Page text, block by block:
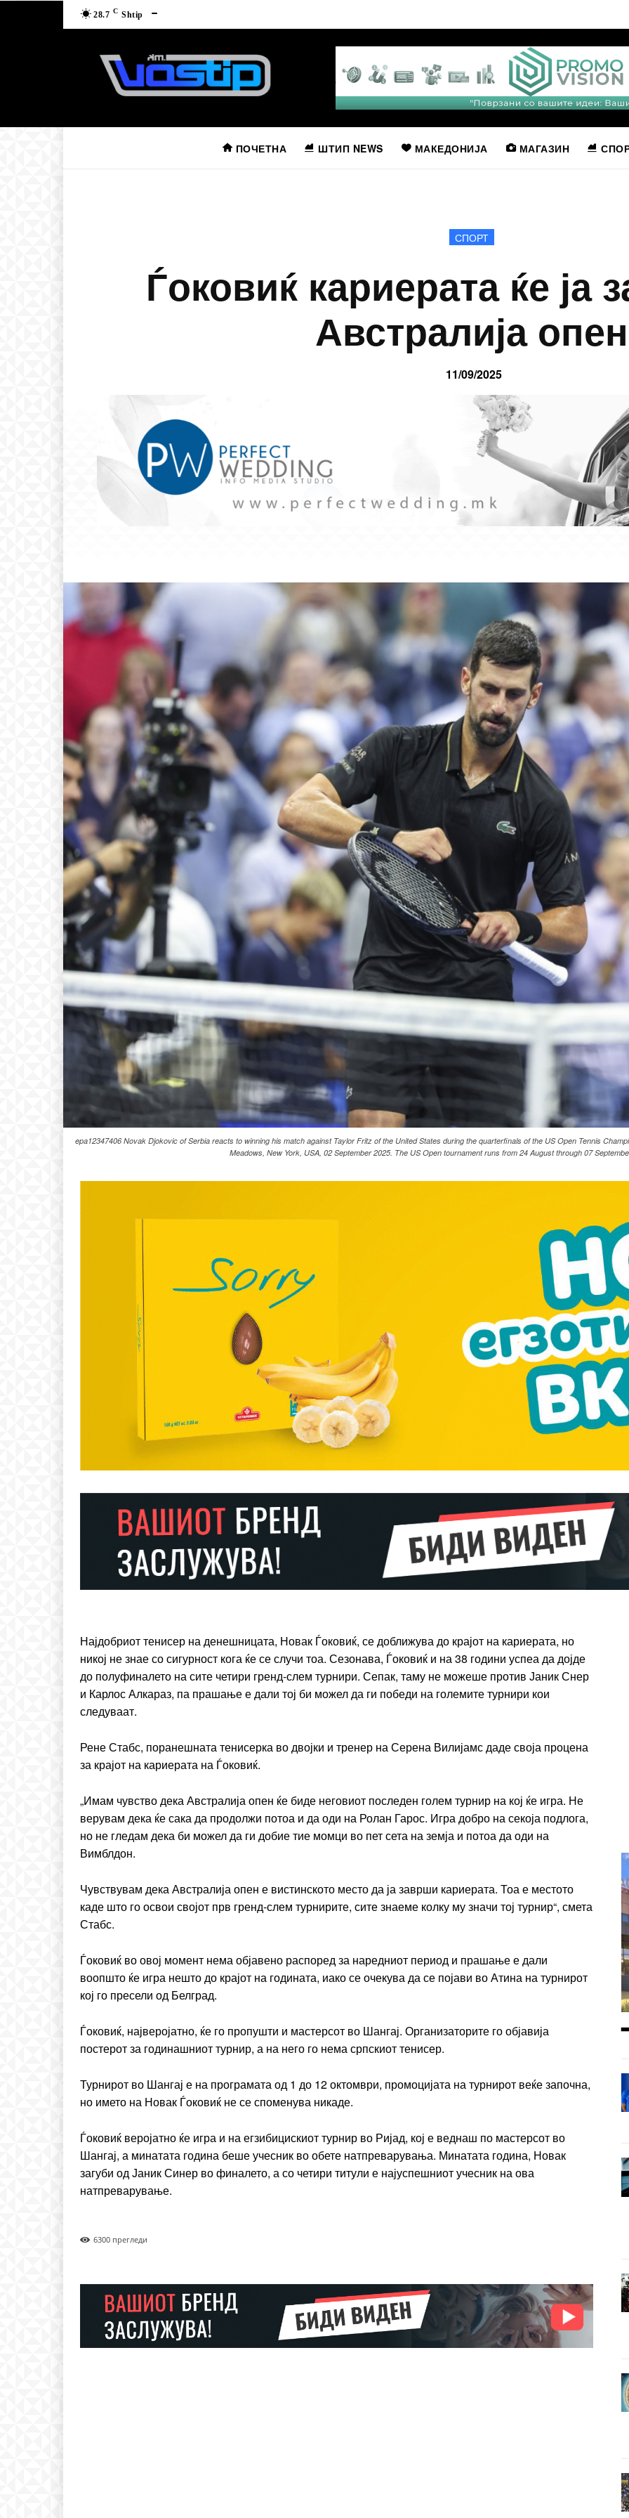
━ pricing plans
бесплатно
ИЗБЕРЕТЕ ПЛАН
Included for free:
Etiam est nibh, lobortis sit
Nullam eu erat condimentum
Donec quis est ac felis
Orci varius natoque dolor
100
ИЗБЕРЕТЕ
Full member access:
Etiam est nibh, lobortis sit
Praesent euismod ac
Donec quis est ac felis
Orci varius natoque dolor
Yearly pricing
28.7 C Shtip
ПОЧЕТНА ШТИП NEWS МАКЕДОНИЈА МАГАЗИН
СПОРТ
Ѓоковиќ кариерата ќе ја
Австралија опен
11/09/2025
epa12347406 Novak Djokovic of Serbia reacts to winning his match against Taylor Fritz of the United States during the quarterfinals of the US Open Tennis
Meadows, New York, USA, 02 September 2025. The US Open tournament runs from 24 August through 07
Најдобриот тенисер на денешницата, Новак Ѓоковиќ, се доближува до крајот на кариерата, но
никој не знае со сигурност кога ќе се случи тоа. Сезонава, Ѓоковиќ и на 38 години успеа да дојде
до полуфиналето на сите четири гренд-слем турнири. Сепак, таму не можеше против Јаник Снер
и Карлос Алкараз, па прашање е дали тој би можел да ги победи на големите турнири кои
следуваат.
Рене Стабс, поранешната тенисерка во двојки и тренер на Серена Вилијамс даде своја процена
за крајот на кариерата на Ѓоковиќ.
„Имам чувство дека Австралија опен ќе биде неговиот последен голем турнир на кој ќе игра. Не
верувам дека ќе сака да продолжи потоа и да оди на Ролан Гарос. Игра добро на секоја подлога,
но не гледам дека би можел да ги добие тие момци во пет сета на земја и потоа да оди на
Вимблдон.
Чувствувам дека Австралија опен е вистинското место да ја заврши кариерата. Тоа е местото
каде што го освои својот прв гренд-слем турнирите, сите знаеме колку му значи тој турнир“, смета
Стабс.
Ѓоковиќ во овој момент нема објавено распоред за наредниот период и прашање е дали
воопшто ќе игра нешто до крајот на годината, иако се очекува да се појави во Атина на турнирот
кој го пресели од Белград.
Ѓоковиќ, најверојатно, ќе го пропушти и мастерсот во Шангај. Организаторите го објавија
постерот за годинашниот турнир, а на него го нема српскиот тенисер.
Турнирот во Шангај е на програмата од 1 до 12 октомври, промоцијата на турнирот веќе започна,
но името на Новак Ѓоковиќ не се споменува никаде.
Ѓоковиќ веројатно ќе игра и на егзибицискиот турнир во Ријад, кој е веднаш по мастерсот во
Шангај, а минатата година беше учесник во обете натпреварувања. Минатата година, Новак
загуби од Јаник Синер во финалето, а со четири титули е најуспешниот учесник на ова
натпреварување.
6300 прегледи